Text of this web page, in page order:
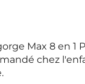
Max 8 en 1
chez